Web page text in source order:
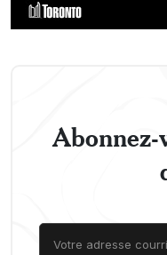
Abonnez-